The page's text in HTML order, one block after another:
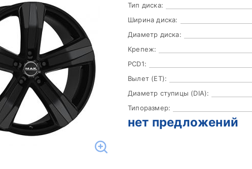
Тип диска:
Ширина диска:
Диаметр диска:
Крепеж:
PCD1:
Вылет (ET):
Диаметр ступицы (DIA):
Типоразмер:
нет предложений